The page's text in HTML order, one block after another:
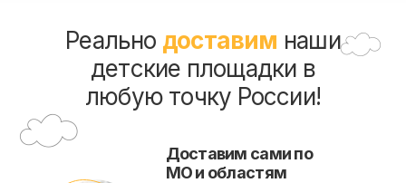
Реально доставим наши
детские площадки в
любую точку России!
Доставим сами по
МО и областям